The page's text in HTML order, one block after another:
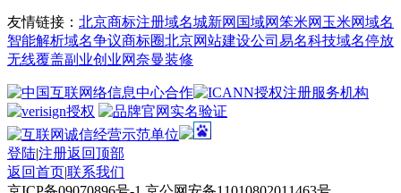
友情链接： 北京商标注册域名城新网 国域网笨米网 玉米网域名
智能解析域名争议商标圈北京网站建设公司 易名科技域名停放
无线覆盖副业创业网奈曼装修
登陆|注册返回顶部
返回首页|联系我们